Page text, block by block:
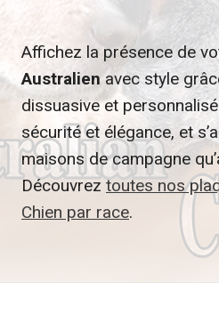
Affichez la présence de
Australienavec style
dissuasive et
sécurité et élégance, et
maisons de campagne
Découvreztoutes nos
Chien par race.